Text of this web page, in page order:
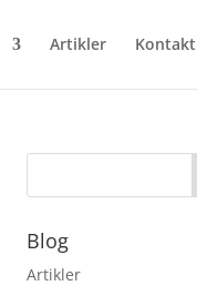
Artikler Kontakt
Blog
Artikler